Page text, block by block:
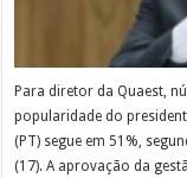
Para diretor da Quaest,
popularidade do
(PT) segue em 51%,
(17). A aprovação da